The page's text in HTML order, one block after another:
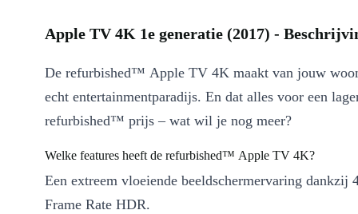
Apple TV 4K 1e generatie (2017) -
De refurbished™ Apple TV 4K maakt van jouw
echt entertainmentparadijs. En dat alles voor een lagere
refurbished™ prijs – wat wil je nog meer?
Welke features heeft de refurbished™ Apple TV 4K?
Een extreem vloeiende beeldschermervaring dankzij
Frame Rate HDR.